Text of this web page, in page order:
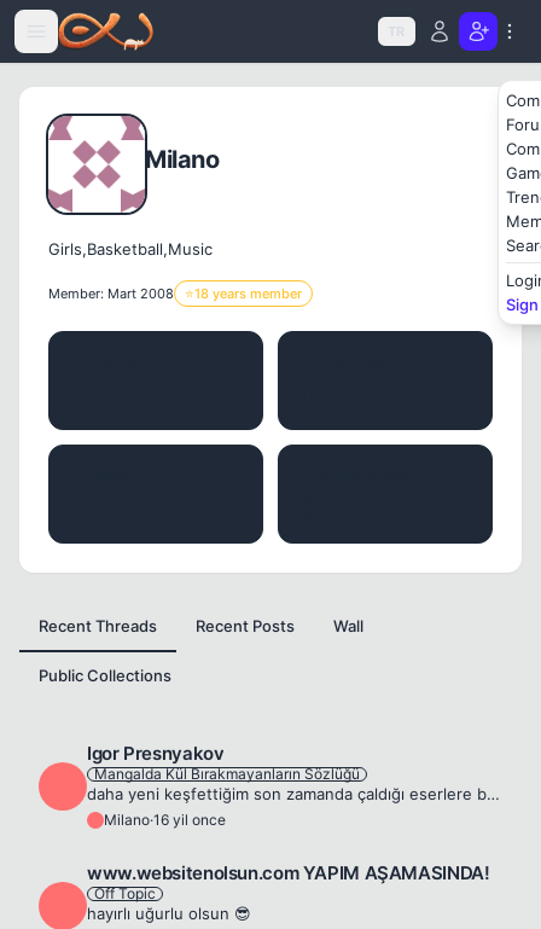
Icerige atla
TR
Milano
Girls,Basketball,Music
Member: Mart 2008 ⭐18 years member
Recent Threads Recent Posts Wall
Public Collections
Igor Presnyakov
Mangalda Kül Bırakmayanların Sözlüğü
daha yeni keşfettiğim son zamanda çaldığı eserlere baya takılıdığım gitar yorumcusu. akustik coverları çok hoş. [flash=500,400]http://www.guitar-tube.com/vp/028d29258ee9e81110ad[/flash] youtube'ye ig...
Milano·16 yil once
www.websitenolsun.com YAPIM AŞAMASINDA!
Off Topic
hayırlı uğurlu olsun 😎